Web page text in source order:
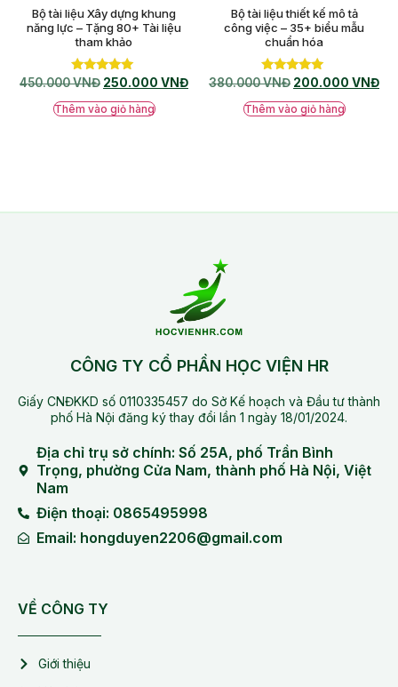
Bộ tài liệu Xây dựng khung
năng lực – Tặng 80+ Tài liệu
tham khảo
Được xếp
hạng
5.00
5 sao
450.000VNĐ 250.000 VNĐ
Thêm vào giỏ hàng
Bộ tài liệu thiết kế mô tả
công việc – 35+ biểu mẫu
chuẩn hóa
Được xếp
hạng
5.00
5 sao
380.000VNĐ 200.000 VNĐ
Thêm vào giỏ hàng
CÔNG TY CỔ PHẦN HỌC VIỆN HR
Giấy CNĐKKD số 0110335457 do Sở Kế hoạch và Đầu tư thành
phố Hà Nội đăng ký thay đổi lần 1 ngày 18/01/2024.
Địa chỉ trụ sở chính: Số 25A, phố Trần Bình
Trọng, phường Cửa Nam, thành phố Hà Nội, Việt
Nam
Điện thoại: 0865495998
Email: hongduyen2206@gmail.com
VỀ CÔNG TY
Giới thiệu